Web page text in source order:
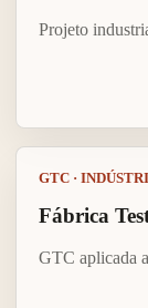
Projeto
GTC ·
Fábrica
GTC aplicada